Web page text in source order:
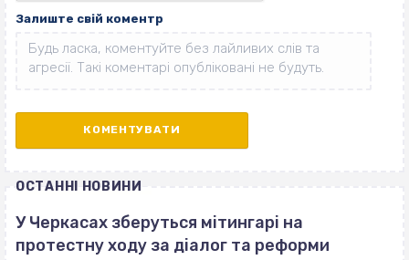
Залиште свій коментр
ОСТАННІ НОВИНИ
У Черкасах зберуться мітингарі на
протестну ходу за діалог та реформи